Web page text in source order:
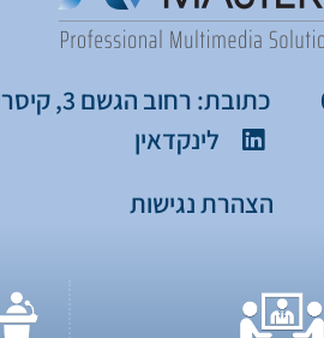
כתובת: רחוב הגשם 3, קיסריה
לינקדאין
הצהרת נגישות